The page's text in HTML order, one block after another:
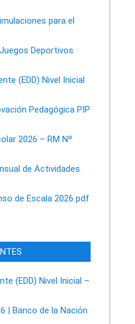
para el
Deportivos
(EDD) Nivel Inicial
Pedagógica PIP
2026 – RM Nº
de Actividades
de Escala 2026 pdf
(EDD) Nivel Inicial –
| Banco de la Nación